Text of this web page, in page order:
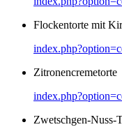
Flockentorte mit
Zitronencremetorte
Zwetschgen-Nuss-